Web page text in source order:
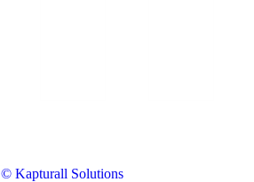
© Kapturall Solutions